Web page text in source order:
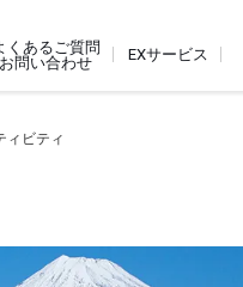
くあるご質問
お問い合わせ
EXサービス
ィビティ